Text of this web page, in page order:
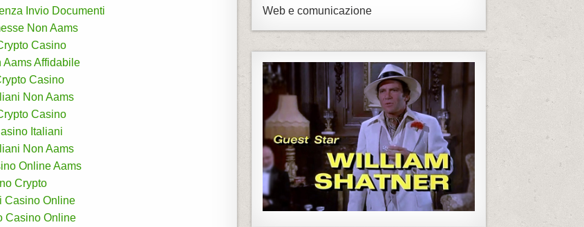
Invio Documenti
Non Aams
Casino
Aams Affidabile
Casino
Non Aams
Casino
Italiani
Non Aams
Online Aams
Crypto
Casino Online
Casino Online
Web e comunicazione